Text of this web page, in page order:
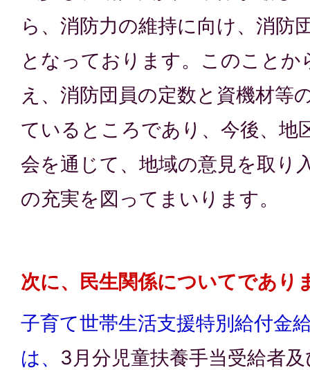
ら、消防力の維持に向け、消防
となっております。このことか
え、消防団員の定数と資機材等
ているところであり、今後、地
会を通じて、地域の意見を取り
の充実を図ってまいります。
次に、民生関係についてであり
子育て世帯生活支援特別給付金
は、 3月分児童扶養手当受給者